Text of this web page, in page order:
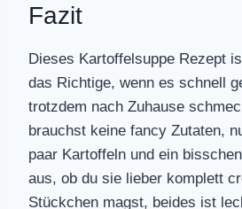
Fazit
Dieses Kartoffelsuppe Rezept
das Richtige, wenn es schnell
trotzdem nach Zuhause
brauchst keine fancy Zutaten,
paar Kartoffeln und ein
aus, ob du sie lieber komplett
Stückchen magst, beides ist